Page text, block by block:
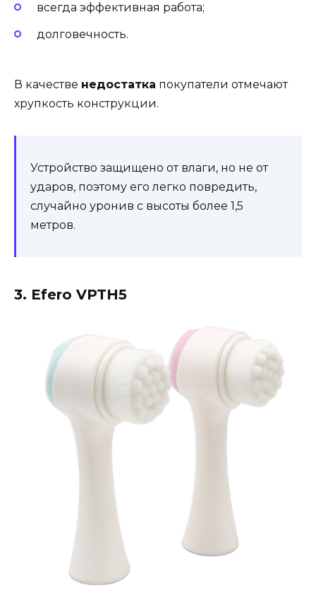
всегда эффективная работа;
долговечность.
В качестве недостатка покупатели отмечают
хрупкость конструкции.
Устройство защищено от влаги, но не от
ударов, поэтому его легко повредить,
случайно уронив с высоты более 1,5
метров.
3. Efero VPTH5